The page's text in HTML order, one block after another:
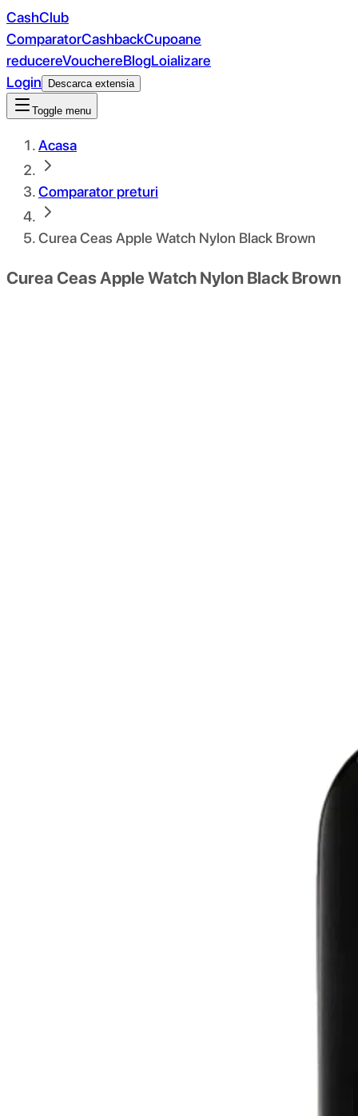
CashClub
ComparatorCashbackCupoane
reducereVouchereBlogLoializare
Login
Descarca extensia
Toggle menu
Acasa
Comparator preturi
Curea Ceas Apple Watch Nylon Black Brown
Curea Ceas Apple Watch Nylon Black Brown